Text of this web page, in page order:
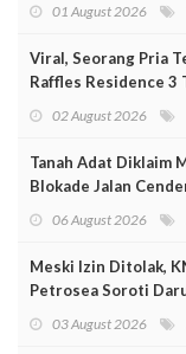
01 August 2026
Viral, Seorang Pria
Raffles Residence 3
02 August 2026
Tanah Adat Diklaim
Blokade Jalan
06 August 2026
Meski Izin Ditolak,
Petrosea Soroti
03 August 2026